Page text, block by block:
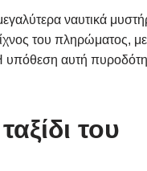
ναυτικά
του πληρώματος,
υπόθεση αυτή
του